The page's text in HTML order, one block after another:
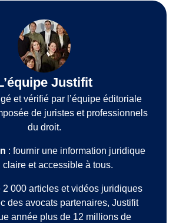
Justifit
et vérifié par l’équipe éditoriale
de juristes et professionnels
du droit.
: fournir une information juridique
claire et accessible à tous.
2 000 articles et vidéos juridiques
des avocats partenaires, Justifit
année plus de 12 millions de